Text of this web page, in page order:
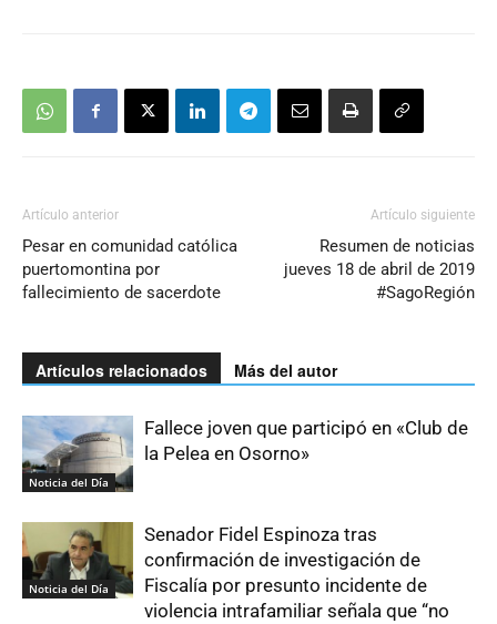
Artículo anterior
Pesar en comunidad católica
puertomontina por
fallecimiento de sacerdote
Artículo siguiente
Resumen de noticias
jueves 18 de abril de 2019
#SagoRegión
Artículos relacionados Más del autor
Noticia del Día
Fallece joven que participó en «Club de
la Pelea en Osorno»
Noticia del Día
Senador Fidel Espinoza tras
confirmación de investigación de
Fiscalía por presunto incidente de
violencia intrafamiliar señala que “no